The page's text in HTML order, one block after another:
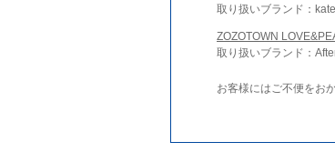
取り扱いブランド：
ZOZOTOWN
取り扱いブランド：
お客様にはご不便をお